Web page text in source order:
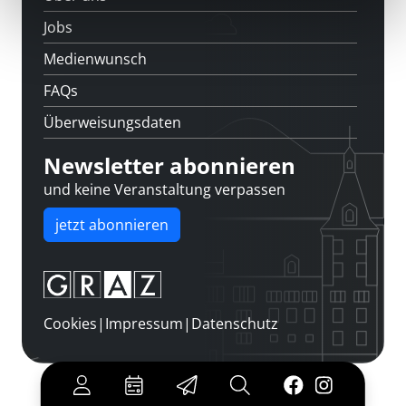
Jobs
Medienwunsch
FAQs
Überweisungsdaten
Newsletter abonnieren
und keine Veranstaltung verpassen
jetzt abonnieren
Cookies| Impressum| Datenschutz